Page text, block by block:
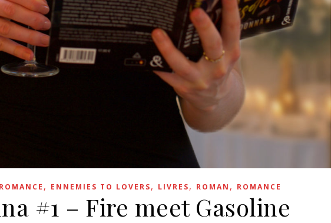
, ENNEMIES TO LOVERS, LIVRES, ROMAN , ROMANCE
#1 – Fire meet Gasoline